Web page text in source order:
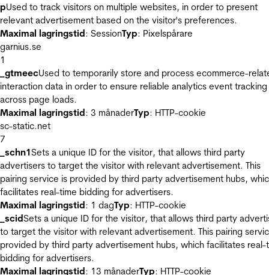
pUsed to track visitors on multiple websites, in order to present
relevant advertisement based on the visitor's preferences.
Maximal lagringstid: SessionTyp: Pixelspårare
garnius.se
1
_gtmeecUsed to temporarily store and process ecommerce-
interaction data in order to ensure reliable analytics event tracking
across page loads.
Maximal lagringstid: 3 månaderTyp: HTTP-cookie
sc-static.net
7
_schn1Sets a unique ID for the visitor, that allows third party
advertisers to target the visitor with relevant advertisement. This
pairing service is provided by third party advertisement hubs,
facilitates real-time bidding for advertisers.
Maximal lagringstid: 1 dagTyp: HTTP-cookie
_scidSets a unique ID for the visitor, that allows third party
to target the visitor with relevant advertisement. This pairing
provided by third party advertisement hubs, which facilitates real-
bidding for advertisers.
Maximal lagringstid: 13 månaderTyp: HTTP-cookie